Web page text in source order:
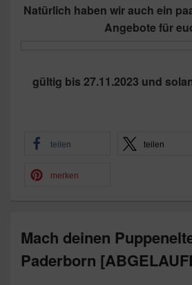
Natürlich haben wir auch ein
Angebote für
gültig bis 27.11.2023 und
teilen teilen
merken
Mach deinen
Paderborn